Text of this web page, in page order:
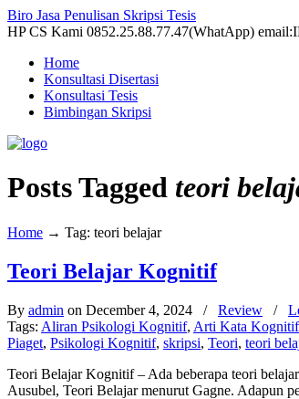
Biro Jasa Penulisan Skripsi Tesis
HP CS Kami 0852.25.88.77.47(WhatApp)
Home
Konsultasi Disertasi
Konsultasi Tesis
Bimbingan Skripsi
Posts Tagged teori
Home → Tag: teori belajar
Teori Belajar Kognitif
By admin on December 4, 2024 / Review /
Tags: Aliran Psikologi Kognitif, Arti Kata Kognitif
Piaget, Psikologi Kognitif, skripsi, Teori, teori
Teori Belajar Kognitif – Ada beberapa teori
Ausubel, Teori Belajar menurut Gagne. Adapun